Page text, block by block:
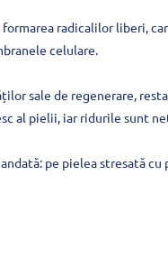
radicalilor liberi,
celulare.
sale de regenerare,
al pielii, iar ridurile sunt
pe pielea stresată cu